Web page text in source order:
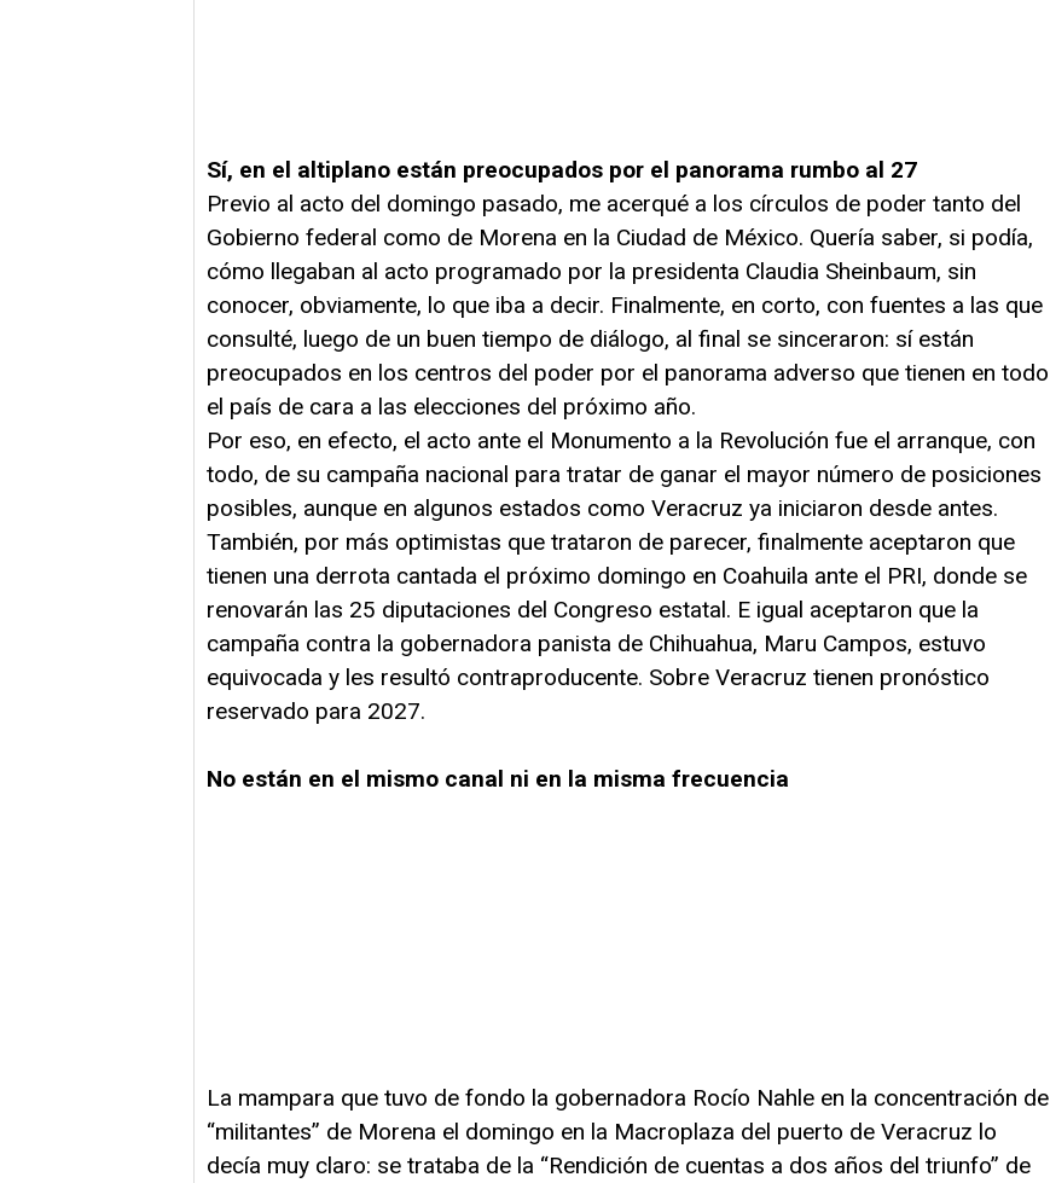
Sí, en el altiplano están preocupados por el panorama rumbo al 27
Previo al acto del domingo pasado, me acerqué a los círculos de poder tanto del
Gobierno federal como de Morena en la Ciudad de México. Quería saber, si podía,
cómo llegaban al acto programado por la presidenta Claudia Sheinbaum, sin
conocer, obviamente, lo que iba a decir. Finalmente, en corto, con fuentes a las que
consulté, luego de un buen tiempo de diálogo, al final se sinceraron: sí están
preocupados en los centros del poder por el panorama adverso que tienen en todo
el país de cara a las elecciones del próximo año.
Por eso, en efecto, el acto ante el Monumento a la Revolución fue el arranque, con
todo, de su campaña nacional para tratar de ganar el mayor número de posiciones
posibles, aunque en algunos estados como Veracruz ya iniciaron desde antes.
También, por más optimistas que trataron de parecer, finalmente aceptaron que
tienen una derrota cantada el próximo domingo en Coahuila ante el PRI, donde se
renovarán las 25 diputaciones del Congreso estatal. E igual aceptaron que la
campaña contra la gobernadora panista de Chihuahua, Maru Campos, estuvo
equivocada y les resultó contraproducente. Sobre Veracruz tienen pronóstico
reservado para 2027.
No están en el mismo canal ni en la misma frecuencia
La mampara que tuvo de fondo la gobernadora Rocío Nahle en la concentración de
“militantes” de Morena el domingo en la Macroplaza del puerto de Veracruz lo
decía muy claro: se trataba de la “Rendición de cuentas a dos años del triunfo” de